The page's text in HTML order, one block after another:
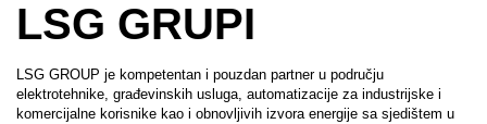
LSG GRUPI
LSG GROUP je kompetentan i pouzdan partner u području
elektrotehnike, građevinskih usluga, automatizacije za industrijske i
komercijalne korisnike kao i obnovljivih izvora energije sa sjedištem u